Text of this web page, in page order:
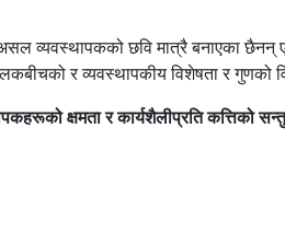
छवि मात्रै बनाएका छैनन्
र व्यवस्थापकीय विशेषता र गुणको
क्षमता र कार्यशैलीप्रति कत्तिको